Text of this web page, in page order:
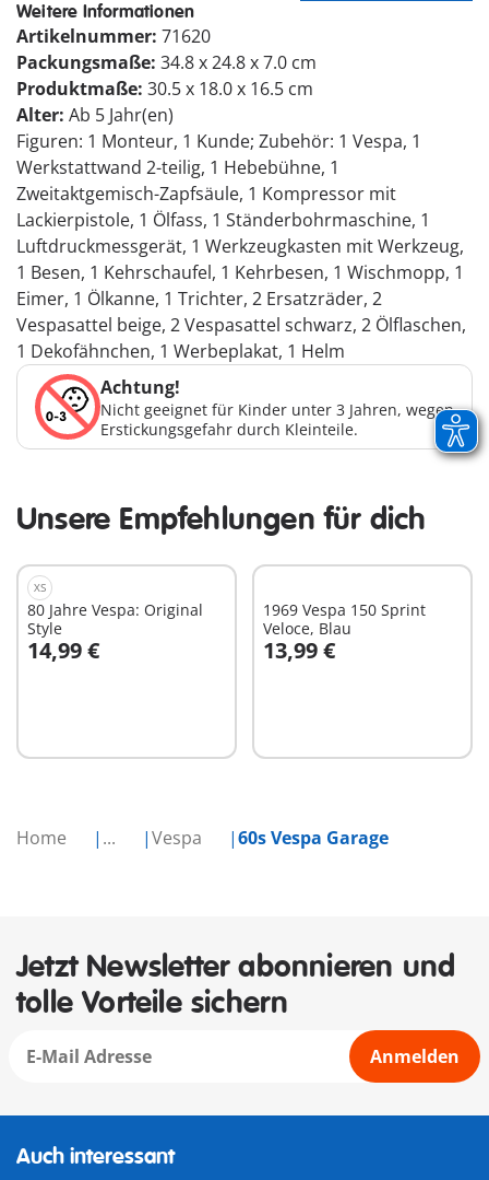
Home ... Vespa 60s Vespa Garage
Weitere Informationen
Artikelnummer: 71620
Packungsmaße: 34.8 x 24.8 x 7.0 cm
Produktmaße: 30.5 x 18.0 x 16.5 cm
Alter: Ab 5 Jahr(en)
Figuren: 1 Monteur, 1 Kunde; Zubehör: 1 Vespa, 1
Werkstattwand 2-teilig, 1 Hebebühne, 1
Zweitaktgemisch-Zapfsäule, 1 Kompressor mit
Lackierpistole, 1 Ölfass, 1 Ständerbohrmaschine, 1
Luftdruckmessgerät, 1 Werkzeugkasten mit Werkzeug,
1 Besen, 1 Kehrschaufel, 1 Kehrbesen, 1 Wischmopp, 1
Eimer, 1 Ölkanne, 1 Trichter, 2 Ersatzräder, 2
Vespasattel beige, 2 Vespasattel schwarz, 2 Ölflaschen,
1 Dekofähnchen, 1 Werbeplakat, 1 Helm
Achtung!
Nicht geeignet für Kinder unter 3 Jahren, wegen
Erstickungsgefahr durch Kleinteile.
Unsere Empfehlungen für dich
XS
80 Jahre Vespa: Original
Style
14,99 €
In den Warenkorb
1969 Vespa 150 Sprint
Veloce, Blau
13,99 €
In den Warenkorb
Jetzt Newsletter abonnieren und
tolle Vorteile sichern
Anmelden
Auch interessant